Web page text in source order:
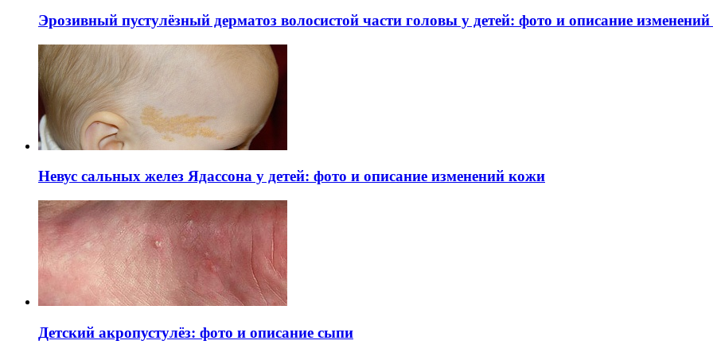
Эрозивный пустулёзный дерматоз волосистой части головы у детей: фото и описание
Невус сальных желез Ядассона у детей: фото и описание изменений кожи
Детский акропустулёз: фото и описание сыпи